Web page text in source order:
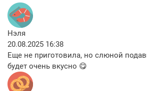
Нэля
20.08.2025 16:38
Еще не приготовила, но слюной
будет очень вкусно 😋